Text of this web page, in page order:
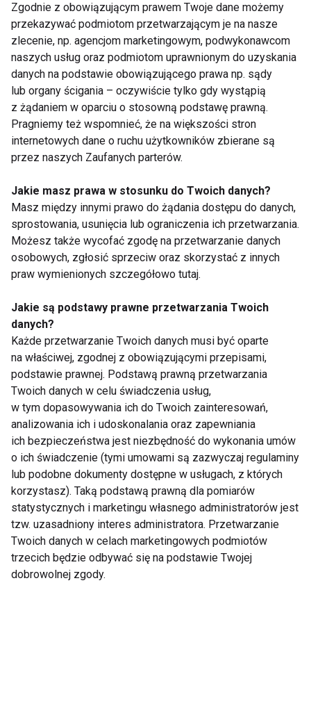
Zdrowa opalenizna bez słońca?
Słońce z tubki
Pozowanie
Nie przegap nowości ze
świata FIT!
Zapisz się do naszego newslettera
Wyrażam zgodę na otrzymywanie informacji
handlowej drogą elektroniczną na podany adres e-mail
przez FIT.PL. Więcej informacji znajdziesz w Polityce
Prywatności.
Zgodnie z obowiązującym prawem Twoje dane możemy
przekazywać podmiotom przetwarzającym je na nasze
zlecenie, np. agencjom marketingowym, podwykonawcom
naszych usług oraz podmiotom uprawnionym do uzyskania
danych na podstawie obowiązującego prawa np. sądy
lub organy ścigania – oczywiście tylko gdy wystąpią
z żądaniem w oparciu o stosowną podstawę prawną.
Pragniemy też wspomnieć, że na większości stron
internetowych dane o ruchu użytkowników zbierane są
przez naszych Zaufanych parterów.
Jakie masz prawa w stosunku do Twoich danych?
Masz między innymi prawo do żądania dostępu do danych,
sprostowania, usunięcia lub ograniczenia ich przetwarzania.
Możesz także wycofać zgodę na przetwarzanie danych
osobowych, zgłosić sprzeciw oraz skorzystać z innych
praw wymienionych szczegółowo tutaj.
Jakie są podstawy prawne przetwarzania Twoich
danych?
Każde przetwarzanie Twoich danych musi być oparte
na właściwej, zgodnej z obowiązującymi przepisami,
podstawie prawnej. Podstawą prawną przetwarzania
Twoich danych w celu świadczenia usług,
w tym dopasowywania ich do Twoich zainteresowań,
analizowania ich i udoskonalania oraz zapewniania
ich bezpieczeństwa jest niezbędność do wykonania umów
o ich świadczenie (tymi umowami są zazwyczaj regulaminy
lub podobne dokumenty dostępne w usługach, z których
korzystasz). Taką podstawą prawną dla pomiarów
statystycznych i marketingu własnego administratorów jest
tzw. uzasadniony interes administratora. Przetwarzanie
Twoich danych w celach marketingowych podmiotów
trzecich będzie odbywać się na podstawie Twojej
dobrowolnej zgody.